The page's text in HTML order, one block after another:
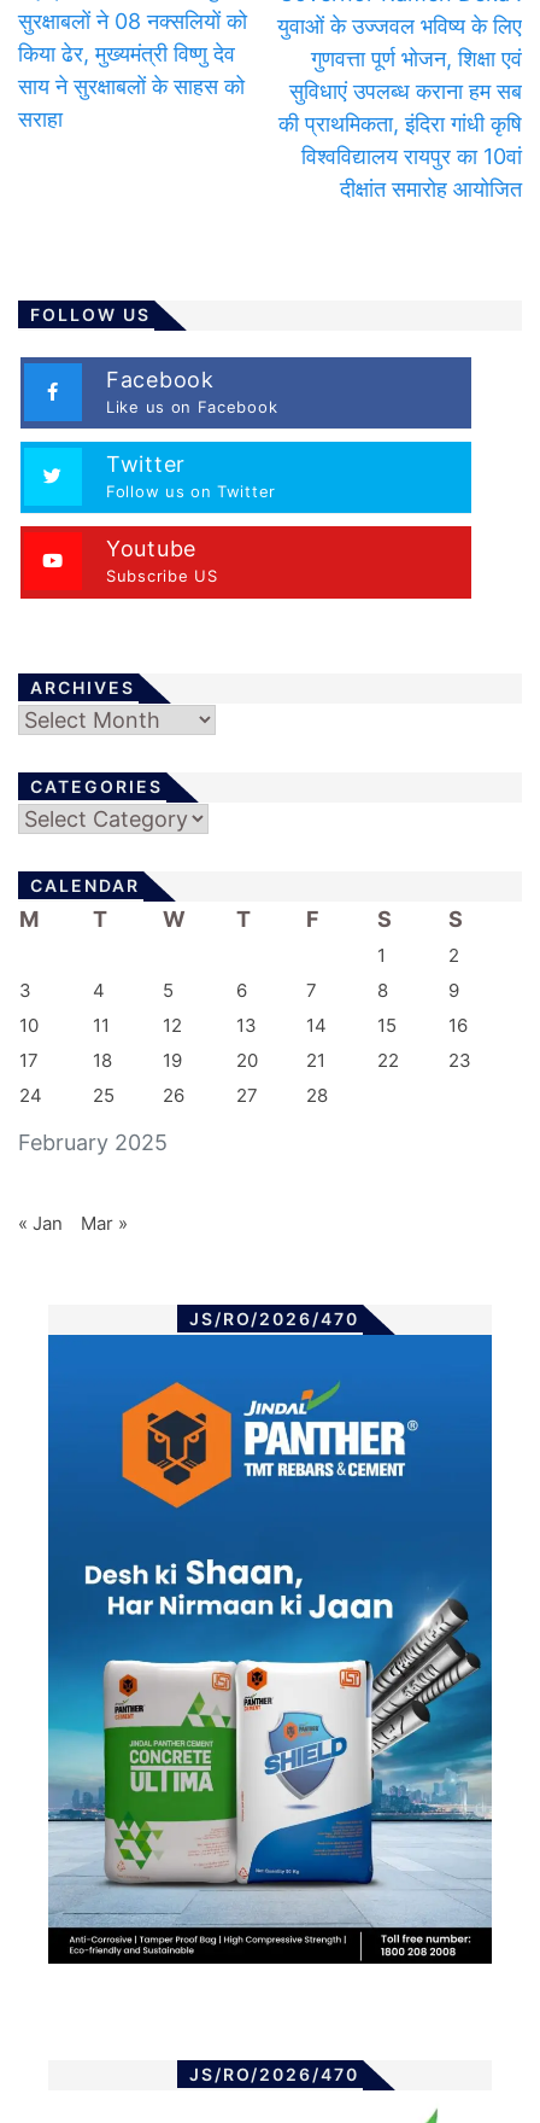
सुरक्षाबलों ने 08 नक्सलियों को
किया ढेर, मुख्यमंत्री विष्णु देव
साय ने सुरक्षाबलों के साहस को
सराहा
युवाओं के उज्जवल भविष्य के लिए
गुणवत्ता पूर्ण भोजन, शिक्षा एवं
सुविधाएं उपलब्ध कराना हम सब
की प्राथमिकता, इंदिरा गांधी कृषि
विश्वविद्यालय रायपुर का 10वां
दीक्षांत समारोह आयोजित
FOLLOW US
Facebook
Like us on Facebook
Twitter
Follow us on Twitter
Youtube
Subscribe US
ARCHIVES
Archives
CATEGORIES
Categories
CALENDAR
February 2025
M T W T F S S
1
2
3
4 5 6 7 8
9
10
11 12 13 14 15
16
17
18 19 20 21 22
23
24
25 26 27 28
« Jan Mar »
JS/RO/2026/470
JS/RO/2026/470